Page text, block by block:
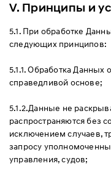
V. Принципы и
5.1. При обработке
следующих принципов:
5.1.1. Обработка Данных
справедливой основе;
5.1.2.Данные не
распространяются без
исключением случаев,
запросу
управления, судов;